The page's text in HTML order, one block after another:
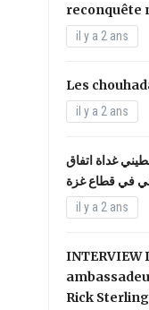
reconquête
il y a 2 ans
Les
il y a 2 ans
غداة اتفاق
في قطاع غزة
il y a 2 ans
INTERVIEW
Rick